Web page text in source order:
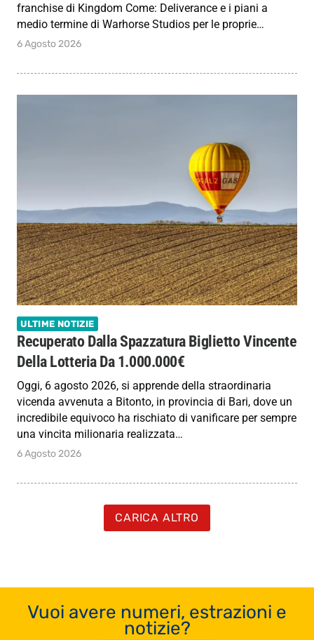
franchise di Kingdom Come: Deliverance e i piani a
medio termine di Warhorse Studios per le proprie…
6 Agosto 2026
ULTIME NOTIZIE
Recuperato Dalla Spazzatura Biglietto Vincente
Della Lotteria Da 1.000.000€
Oggi, 6 agosto 2026, si apprende della straordinaria
vicenda avvenuta a Bitonto, in provincia di Bari, dove un
incredibile equivoco ha rischiato di vanificare per sempre
una vincita milionaria realizzata…
6 Agosto 2026
CARICA ALTRO
Vuoi avere numeri, estrazioni e
notizie?